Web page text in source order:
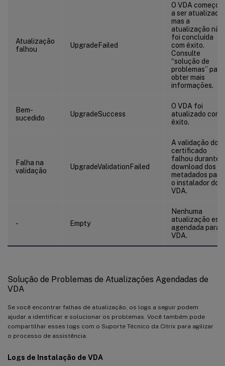
Atualização
falhou
UpgradeFailed
O VDA começou
a ser atualizado,
mas a
atualização não
foi concluída
com êxito.
Consulte
“solução de
problemas” para
obter mais
informações.
Bem-
sucedido
UpgradeSuccess
O VDA foi
atualizado com
êxito.
Falha na
validação
UpgradeValidationFailed
A validação do
certificado
falhou durante o
download dos
metadados para
o instalador do
VDA.
- Empty
Nenhuma
atualização
agendada para o
VDA.
Solução de Problemas de Atualizações Agendadas de
VDA
Se você encontrar falhas de atualização, os logs a seguir podem
ajudar a identificar e solucionar os problemas. Você também pode
compartilhar esses logs com o Suporte Técnico da Citrix para agilizar
o processo de assistência.
Logs de Instalação de VDA